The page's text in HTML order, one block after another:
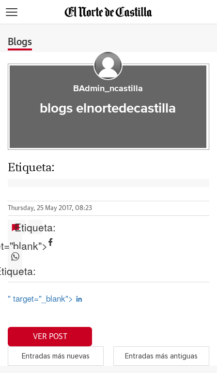
Blogs
BAdmin_ncastilla
blogs elnortedecastilla
Etiqueta:
Thursday, 25 May 2017, 08:23
Etiqueta:
" target="_blank">
VER POST
Entradas más nuevas Entradas más antiguas